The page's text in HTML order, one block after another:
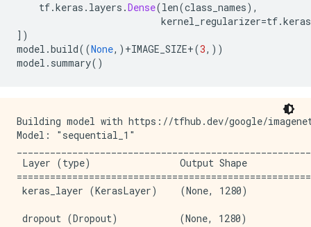
tf.keras . layers .Dense(len(class_names),
kernel_regularizer=tf.keras
])
model .build((None,)+IMAGE_SIZE+(3,))
model . summary()
Building model with https://tfhub.dev/google/
Model: "sequential_1"
Layer (type)                Output Shape
keras_layer (KerasLayer)    (None, 1280)
dropout (Dropout)           (None, 1280)